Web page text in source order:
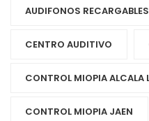
AUDIFONOS RECARGABLES
CENTRO AUDITIVO
CONTROL MIOPIA ALCALA
CONTROL MIOPIA JAEN